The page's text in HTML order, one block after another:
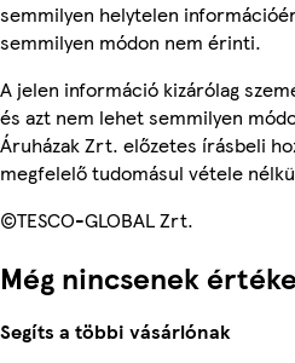
semmilyen helytelen
semmilyen módon nem érinti.
A jelen információ kizárólag
és azt nem lehet semmilyen
Áruházak Zrt. előzetes írásbeli
megfelelő tudomásul vétele
©TESCO-GLOBAL Zrt.
Még nincsenek
Segíts a többi vásárlónak